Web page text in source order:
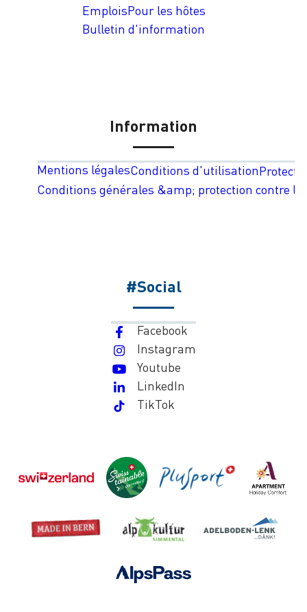
EmploisPour les hôtes
Bulletin d'information
Information
Mentions légalesConditions d'utilisation
Conditions générales &amp; protection contre
#Social
Facebook
Instagram
Youtube
LinkedIn
TikTok